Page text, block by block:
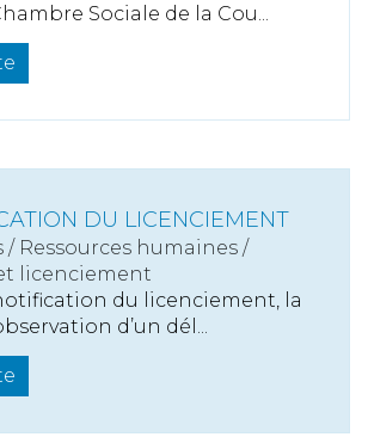
Sociale de la Cou...
DU LICENCIEMENT
/ Ressources humaines /
licenciement
du licenciement, la
d’un dél...